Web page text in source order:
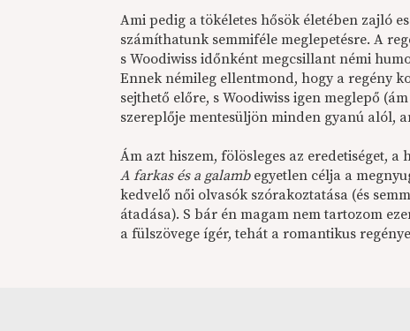
Ami pedig a tökéletes hősök életében zajló
számíthatunk semmiféle meglepetésre. A
s Woodiwiss időnként megcsillant némi
Ennek némileg ellentmond, hogy a regény
sejthető előre, s Woodiwiss igen meglepő
szereplője mentesüljön minden gyanú alól,
Ám azt hiszem, fölösleges az eredetiséget, a
A farkas és a galambegyetlen célja a
kedvelő női olvasók szórakoztatása (és
átadása). S bár én magam nem tartozom
a fülszövege ígér, tehát a romantikus